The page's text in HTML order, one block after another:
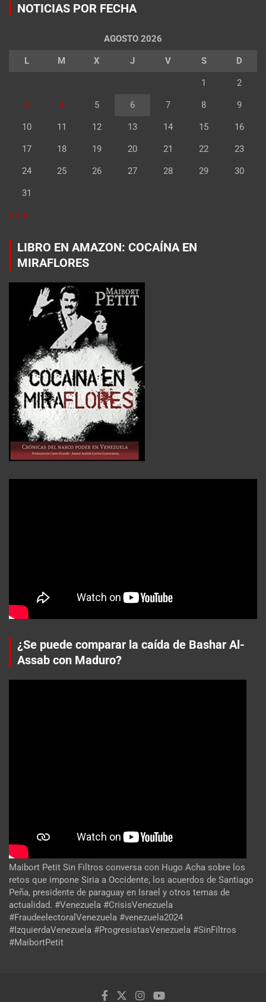
NOTICIAS POR FECHA
AGOSTO 2026
L M X J V S D
1 2
3 4 5 6 7 8 9
10 11 12 13 14 15 16
17 18 19 20 21 22 23
24 25 26 27 28 29 30
31
« Jul
LIBRO EN AMAZON: COCAÍNA EN
MIRAFLORES
¿Se puede comparar la caída de Bashar Al-
Assab con Maduro?
Maibort Petit Sin Filtros conversa con Hugo Acha sobre los
retos que impone Siria a Occidente, los acuerdos de Santiago
Peña, presidente de paraguay en Israel y otros temas de
actualidad. #Venezuela #CrisisVenezuela
#FraudeelectoralVenezuela #venezuela2024
#IzquierdaVenezuela #ProgresistasVenezuela #SinFiltros
#MaibortPetit